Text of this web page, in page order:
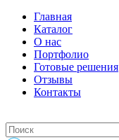
Главная
Каталог
О нас
Портфолио
Готовые решения
Отзывы
Контакты